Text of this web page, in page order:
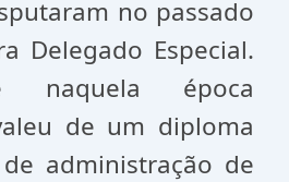
no passado
Delegado Especial.
naquela época
de um diploma
administração de